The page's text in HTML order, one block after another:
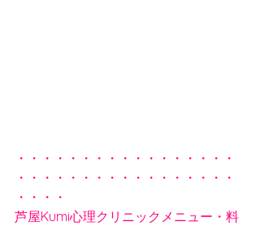
・・・・・・・・・・・・・・・・・
・・・・・・・・・・・・・・・・・
・・・・
芦屋Kumi心理クリニックメニュー・料